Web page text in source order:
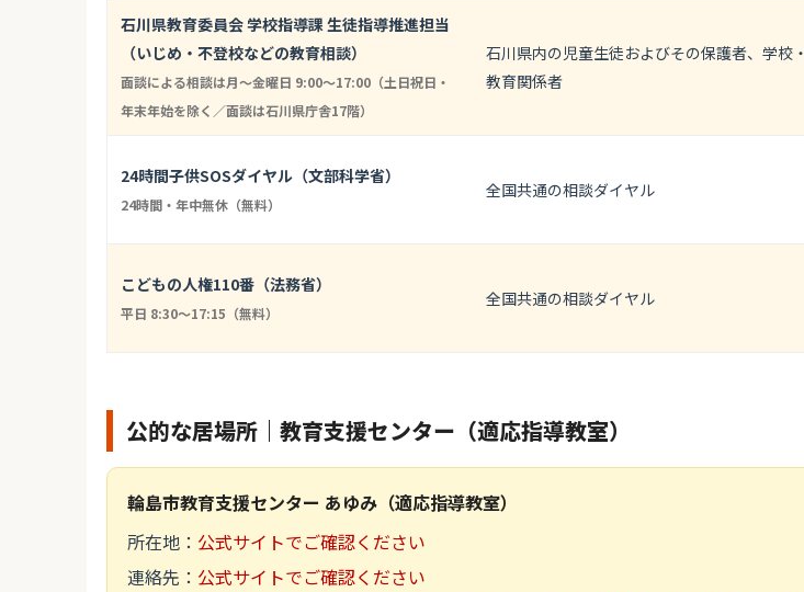
石川県教育委員会 学校指導課 生徒指導推進担当
（いじめ・不登校などの教育相談）
面談による相談は月〜金曜日 9:00〜17:00（土日祝日・
年末年始を除く／面談は石川県庁舎17階）
石川県内の児童生徒およびその保護者、学校・
教育関係者
24時間子供SOSダイヤル（文部科学省）
24時間・年中無休（無料）
全国共通の相談ダイヤル
こどもの人権110番（法務省）
平日 8:30〜17:15（無料）
全国共通の相談ダイヤル
公的な居場所｜教育支援センター（適応指導教室）
輪島市教育支援センター あゆみ（適応指導教室）
所在地： 公式サイトでご確認ください
連絡先： 公式サイトでご確認ください